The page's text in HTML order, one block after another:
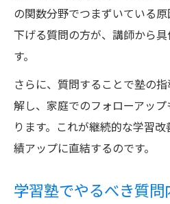
認
面談を活かす保護者の情
学習塾面談で子ども
コツ
学習塾の講師から具
出す質問力
質問例
の関数分野でつまずいている
下げる質問の方が、講師から
す。
さらに、質問することで塾の
解し、家庭でのフォローアッ
ります。これが継続的な学習
績アップに直結するのです。
学習塾でやるべき質問